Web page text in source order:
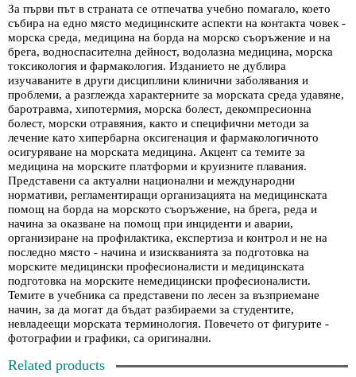
За първи път в страната се отпечатва учебно помагало, което
събира на едно място медицинските аспекти на контакта човек -
морска среда, медицина на борда на морско съоръжение и на
брега, водноспасителна дейност, водолазна медицина, морска
токсикология и фармакология. Изданието не дублира
изучаваните в други дисциплини клинични заболявания и
проблеми, а разглежда характерните за морската среда удавяне,
баротравма, хипотермия, морска болест, декомпресионна
болест, морски отравяния, както и специфични методи за
лечение като хипербарна оксигенация и фармакологичното
осигуряване на морската медицина. Акцент са темите за
медицина на морските платформи и круизните плавания.
Представени са актуални национални и международни
нормативи, регламентиращи организацията на медицинската
помощ на борда на морското съоръжение, на брега, реда и
начина за оказване на помощ при инциденти и аварии,
организиране на профилактика, експертиза и контрол и не на
последно място - начина и изискванията за подготовка на
морските медицински професионалисти и медицинската
подготовка на морските немедицински професионалисти.
Темите в учебника са представени по лесен за възприемане
начин, за да могат да бъдат разбираеми за студентите,
невладеещи морската терминология. Повечето от фигурите -
фотографии и графики, са оригинални.
Related products